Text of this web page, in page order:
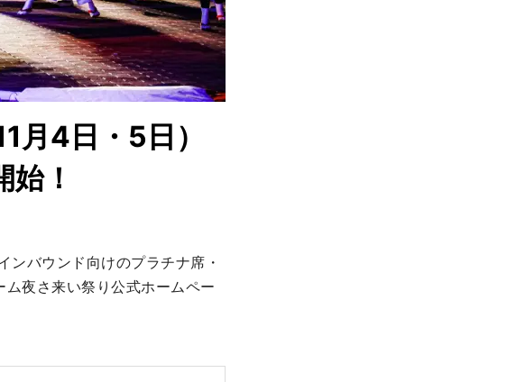
月4日・5日）
！
ンバウンド向けのプラチナ席・
夜さ来い祭り公式ホームペー